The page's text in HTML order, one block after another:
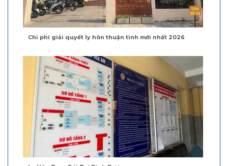
Chi phí giải quyết ly hôn thuận tình mới nhất 2026